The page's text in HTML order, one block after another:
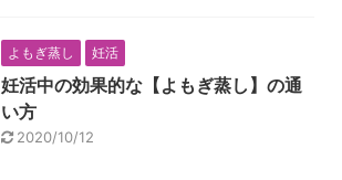
よもぎ蒸し 妊活
妊活中の効果的な【よもぎ蒸し】の通
い方
2020/10/12